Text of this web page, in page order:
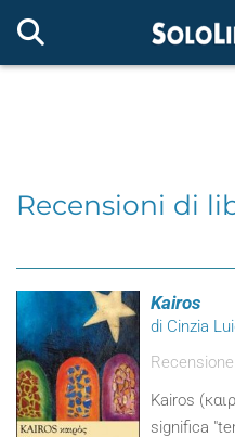
Recensioni di
Kairos
di Cinzia
Kairos
significa